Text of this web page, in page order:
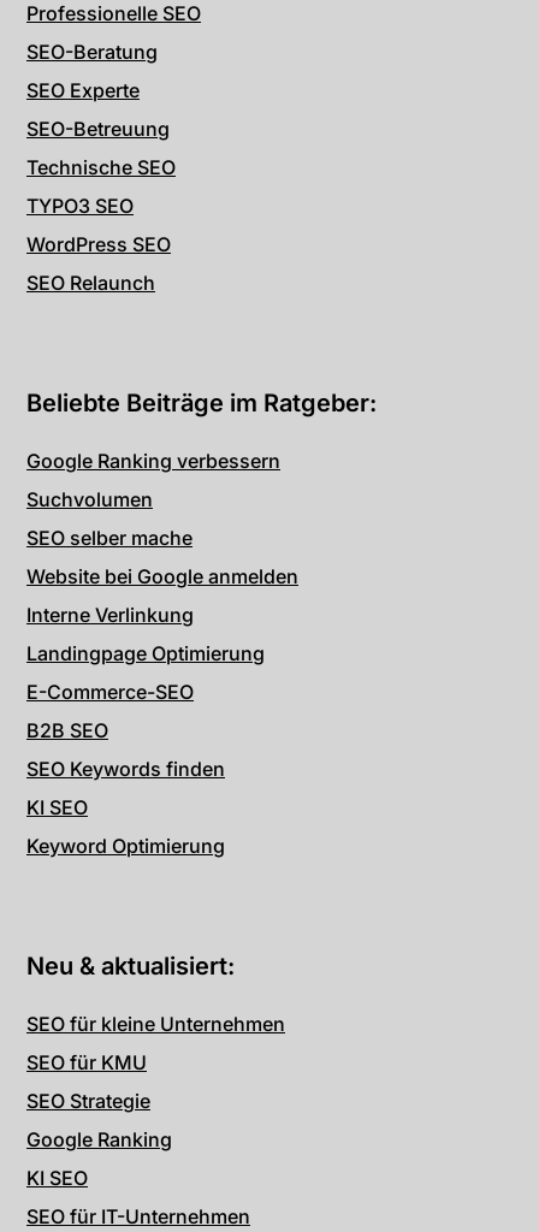
Professionelle SEO
SEO-Beratung
SEO Experte
SEO-Betreuung
Technische SEO
TYPO3 SEO
WordPress SEO
SEO Relaunch
Beliebte Beiträge im Ratgeber:
Google Ranking verbessern
Suchvolumen
SEO selber mache
Website bei Google anmelden
Interne Verlinkung
Landingpage Optimierung
E-Commerce-SEO
B2B SEO
SEO Keywords finden
KI SEO
Keyword Optimierung
Neu & aktualisiert:
SEO für kleine Unternehmen
SEO für KMU
SEO Strategie
Google Ranking
KI SEO
SEO für IT-Unternehmen